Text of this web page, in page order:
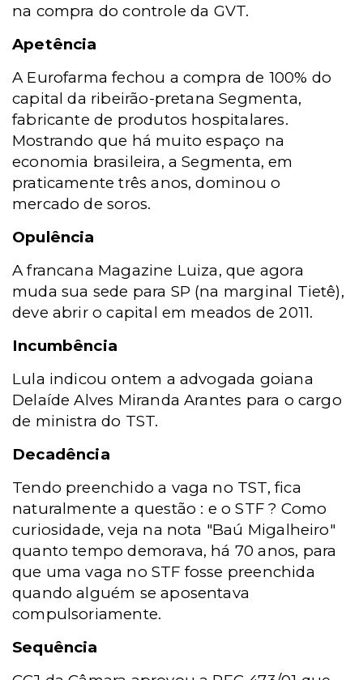
na compra do controle da GVT.
Apetência
A Eurofarma fechou a compra de 100% do
capital da ribeirão-pretana Segmenta,
fabricante de produtos hospitalares.
Mostrando que há muito espaço na
economia brasileira, a Segmenta, em
praticamente três anos, dominou o
mercado de soros.
Opulência
A francana Magazine Luiza, que agora
muda sua sede para SP (na marginal Tietê),
deve abrir o capital em meados de 2011.
Incumbência
Lula indicou ontem a advogada goiana
Delaíde Alves Miranda Arantes para o cargo
de ministra do TST.
Decadência
Tendo preenchido a vaga no TST, fica
naturalmente a questão : e o STF ? Como
curiosidade, veja na nota "Baú Migalheiro"
quanto tempo demorava, há 70 anos, para
que uma vaga no STF fosse preenchida
quando alguém se aposentava
compulsoriamente.
Sequência